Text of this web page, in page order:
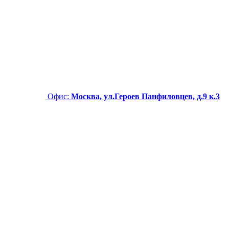
Офис: Москва, ул.Героев Панфиловцев, д.9 к.3